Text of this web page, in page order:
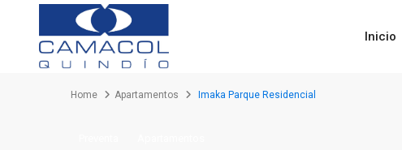
Inicio
Home Apartamentos Imaka Parque Residencial